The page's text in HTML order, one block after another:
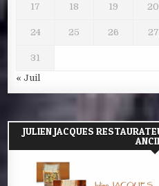
17 18 19 20
24 25 26 27
31
« Juil
JULIEN JACQUES